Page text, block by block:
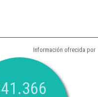
Información ofrecida por